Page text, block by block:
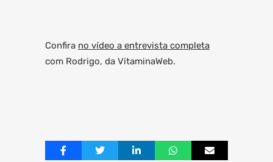
Confira no vídeo a entrevista completa
com Rodrigo, da VitaminaWeb.